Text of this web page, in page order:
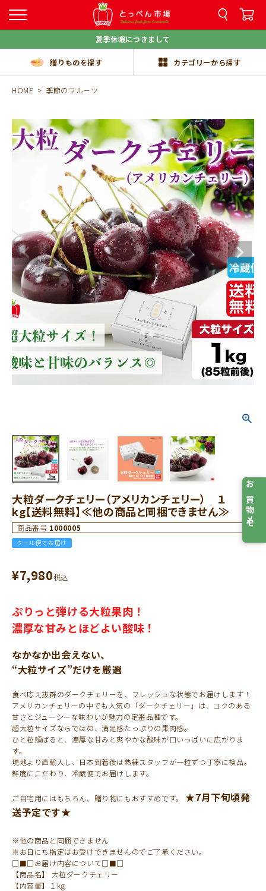
夏季休暇につきまして
贈りものを探す カテゴリーから探す
HOME 季節のフルーツ
大粒ダークチェリー（アメリカンチェリー） １
kg【送料無料】≪他の商品と同梱できません≫
商品番号 1000005
クール便でお届け
¥7,980税込
ぷりっと弾ける大粒果肉！
濃厚な甘みとほどよい酸味！
なかなか出会えない、
“大粒サイズ”だけを厳選
食べ応え抜群のダークチェリーを、フレッシュな状態でお届けします！
アメリカンチェリーの中でも人気の「ダークチェリー」は、コクのある
甘さとジューシーな味わいが魅力の定番品種です。
超大粒サイズならではの、満足感たっぷりの果肉感。
ひと粒頬ばると、濃厚な甘みと爽やかな酸味が口いっぱいに広がりま
す。
現地より直輸入し、日本到着後は熟練スタッフが一粒ずつ丁寧に検品。
鮮度にこだわり、冷蔵便でお届けします。
ご自宅用にはもちろん、贈り物にもおすすめです。 ★7月下旬頃発
送予定です★
※他の商品と同梱できません
※お日にち指定はお受けできませんのでご了承ください。
□■□お届け内容について□■□
【商品名】 大粒ダークチェリー
【内容量】１kg
お買物メモ